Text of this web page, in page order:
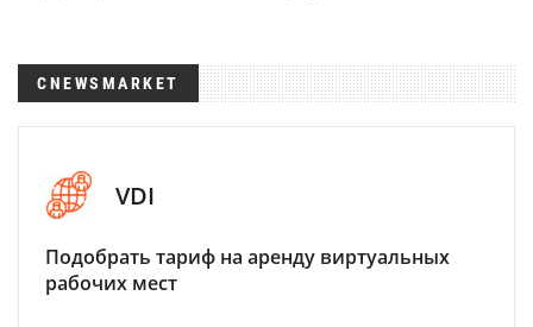
CNEWSMARKET
VDI
Подобрать тариф на аренду виртуальных
рабочих мест